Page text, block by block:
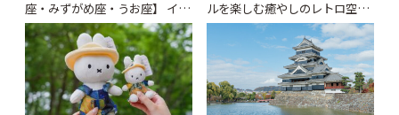
座・みずがめ座・うお座】 イヴ
ルルド遙華2026年 夏の運勢
~Summer~ | ことりっぷ
ルを楽しむ癒やしのレトロ空間
| ことりっぷ